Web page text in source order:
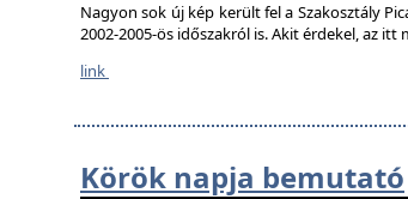
Nagyon sok új kép került fel a Szakosztály
2002-2005-ös időszakról is. Akit érdekel, az itt
link
Körök napja bemutató